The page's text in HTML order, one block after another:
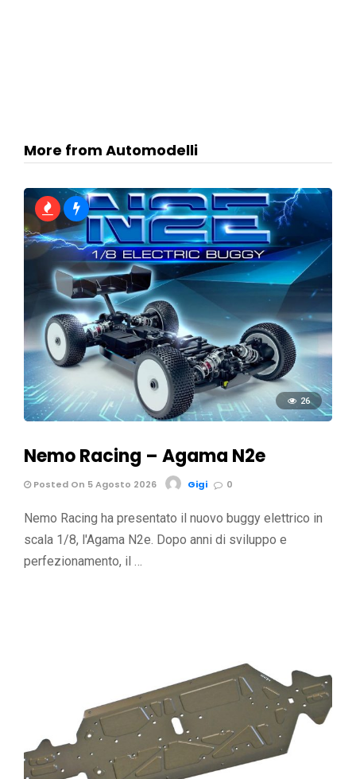
More from Automodelli
26
Nemo Racing – Agama N2e
Posted On 5 Agosto 2026 Gigi 0
Nemo Racing ha presentato il nuovo buggy elettrico in
scala 1/8, l'Agama N2e. Dopo anni di sviluppo e
perfezionamento, il …